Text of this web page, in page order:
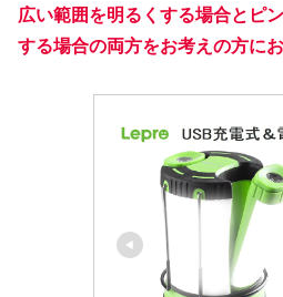
広い範囲を明るくする場合とピ
する場合の両方をお考えの方に